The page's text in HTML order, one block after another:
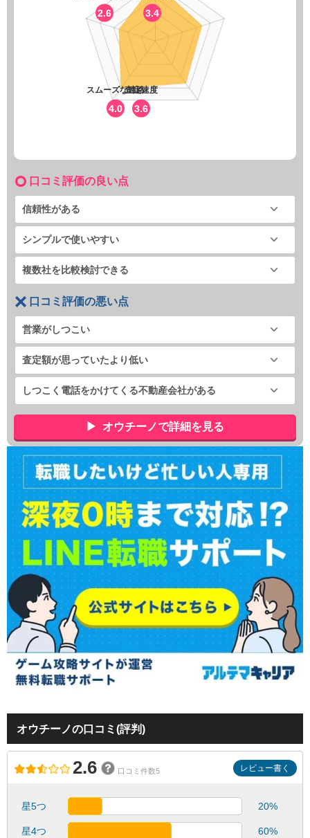
3.4
査定速度
3.6
スムーズな連絡
4.0
2.6
口コミ評価の良い点
信頼性がある
シンプルで使いやすい
複数社を比較検討できる
口コミ評価の悪い点
営業がしつこい
査定額が思っていたより低い
しつこく電話をかけてくる不動産会社がある
オウチーノで詳細を見る
オウチーノの口コミ(評判)
2.6 口コミ件数5 レビュー書く
星5つ 20%
星4つ 60%